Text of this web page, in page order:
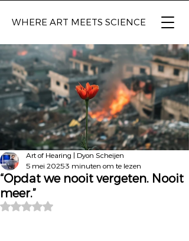
WHERE ART MEETS SCIENCE
“Opdat we nooit vergeten. Nooit
meer.”
Art of Hearing | Dyon Scheijen
5 mei 20253 minuten om te lezen
Beoordeeld met NaN uit 5 sterren.